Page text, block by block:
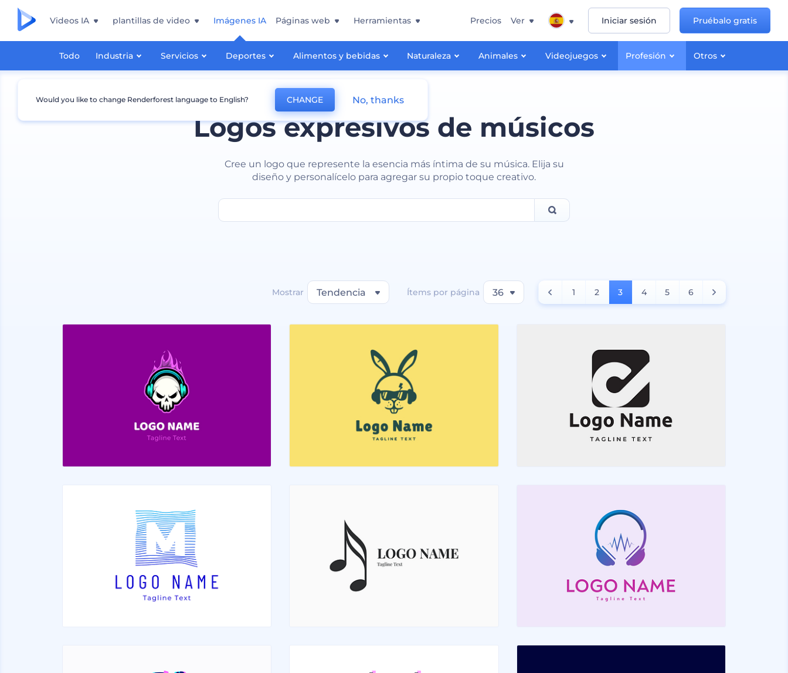
Videos IA plantillas de video Imágenes IA
Todo Industria Servicios Deportes Alimentos y bebidas Naturaleza Animales Videojuegos Profesión Otros
Páginas web Herramientas Precios Ver Iniciar sesión Pruébalo gratis
Logos expresivos de músicos
Cree un logo que represente la esencia más íntima de su música. Elija su
diseño y personalícelo para agregar su propio toque creativo.
Mostrar Tendencia Ítems por página 36 1 2 3 4 5 6
Would you like to change Renderforest language to English? CHANGE No, thanks